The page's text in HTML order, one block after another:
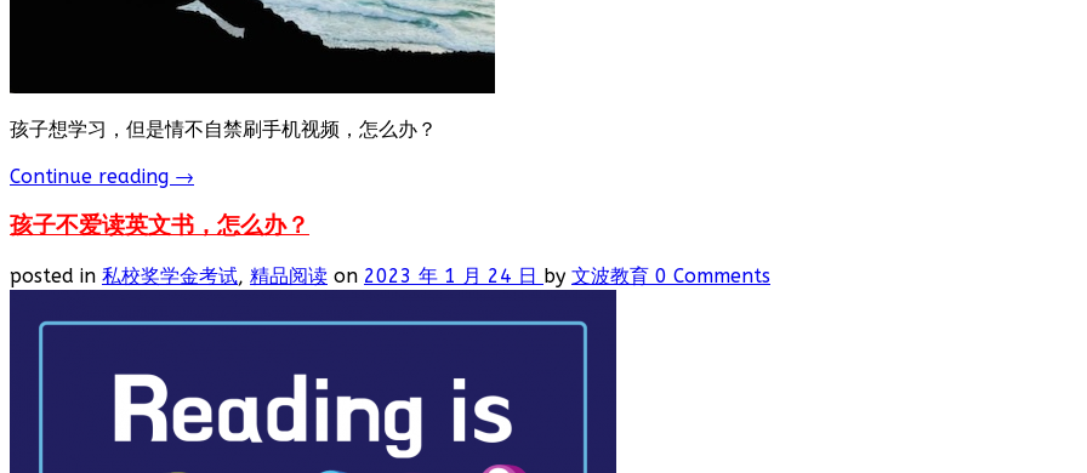
孩子想学习，但是情不自禁刷手机视频，怎么办？
Continue reading →
孩子不爱读英文书，怎么办？
posted in 私校奖学金考试, 精品阅读 on 2023 年 1 月 24 日 by 文波教育 0 Comments